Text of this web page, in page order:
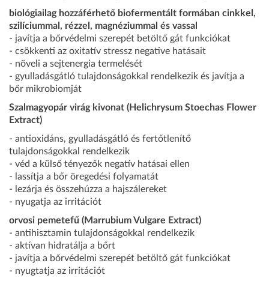
biológiailag hozzáférhető biofermentált formában cinkkel,
szilíciummal, rézzel, magnéziummal és vassal
- javítja a bőrvédelmi szerepét betöltő gát funkciókat
- csökkenti az oxitatív stressz negative hatásait
- növeli a sejtenergia termelését
- gyulladásgátló tulajdonságokkal rendelkezik és javítja a
bőr mikrobiomját
Szalmagyopár virág kivonat (Helichrysum Stoechas Flower
Extract)
- antioxidáns, gyulladásgátló és fertőtlenítő
tulajdonságokkal rendelkezik
- véd a külső tényezők negatív hatásai ellen
- lassítja a bőr öregedési folyamatát
- lezárja és összehúzza a hajszálereket
- nyugatja az irritációt
orvosi pemetefű (Marrubium Vulgare Extract)
- antihisztamin tulajdonságokkal rendelkezik
- aktívan hidratálja a bőrt
- javítja a bőrvédelmi szerepét betöltő gát funkciókat
- nyugtatja az irritációt